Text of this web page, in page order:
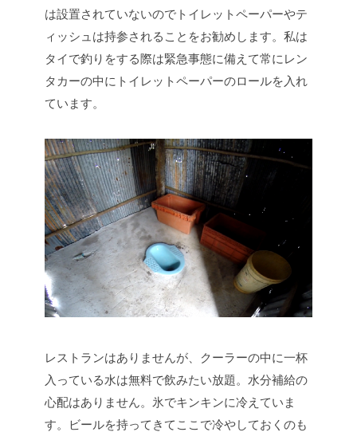
は設置されていないのでトイレットペーパーやテ
ィッシュは持参されることをお勧めします。私は
タイで釣りをする際は緊急事態に備えて常にレン
タカーの中にトイレットペーパーのロールを入れ
ています。
レストランはありませんが、クーラーの中に一杯
入っている水は無料で飲みたい放題。水分補給の
心配はありません。氷でキンキンに冷えていま
す。ビールを持ってきてここで冷やしておくのも